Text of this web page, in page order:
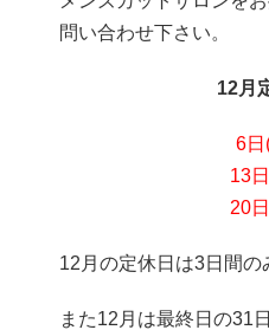
問い合わせ下さい。
12月
6日
13
20
12月の定休日は3日間の
また12月は最終日の31